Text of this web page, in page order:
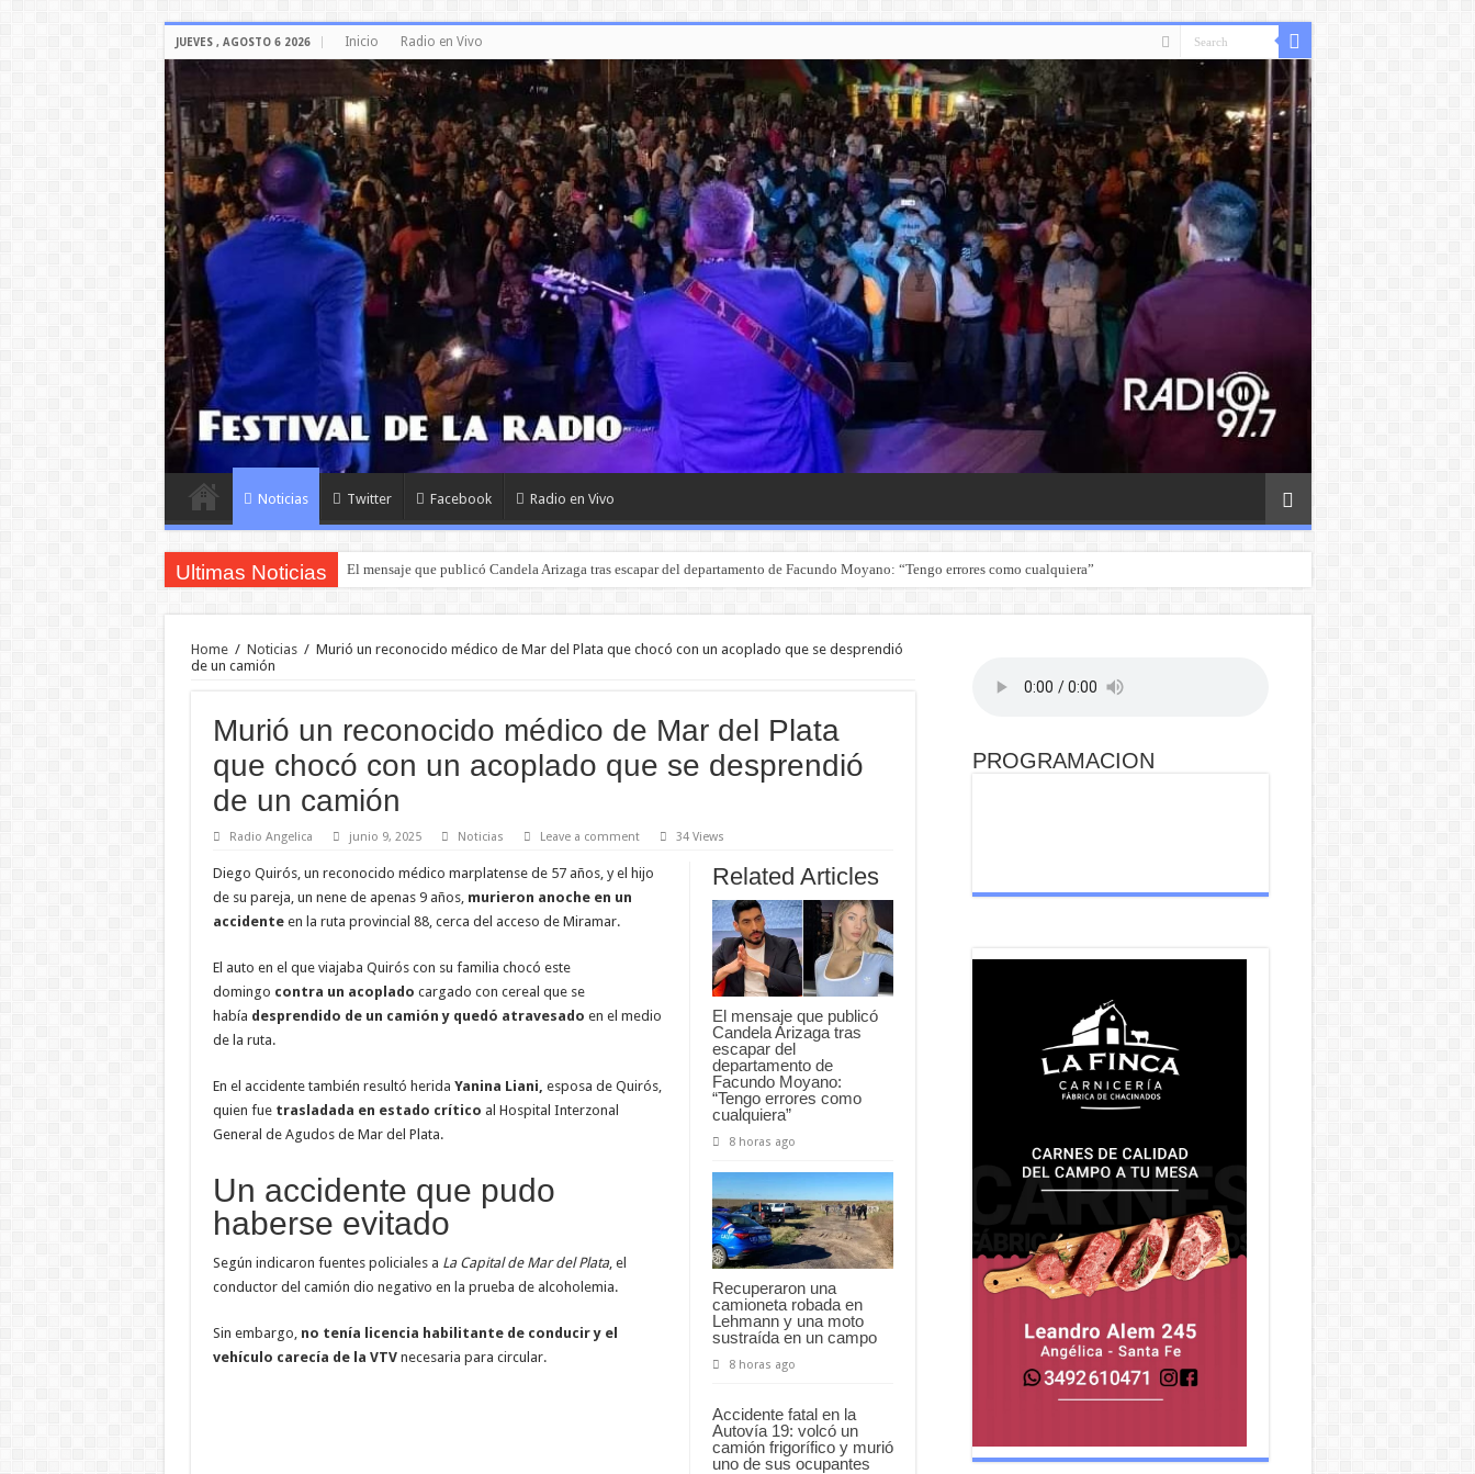
JUEVES , AGOSTO 6 2026 Inicio Radio en Vivo
Noticias Twitter Facebook Radio en Vivo
Ultimas Noticias El mensaje que publicó Candela Arizaga tras escapar del departamento de Facundo Moyano: “Tengo errores como cualquiera”
Recuperaron una camioneta robada en Lehmann y una moto sustraída en un campo
Home / Noticias / Murió un reconocido médico de Mar del Plata que chocó con un acoplado que se desprendió
de un camión
Murió un reconocido médico de Mar del Plata
que chocó con un acoplado que se desprendió
de un camión
Radio Angelica junio 9, 2025 Noticias Leave a comment 34 Views
Related Articles
El mensaje que publicó
Candela Arizaga tras
escapar del
departamento de
Facundo Moyano:
“Tengo errores como
cualquiera”
8 horas ago
Recuperaron una
camioneta robada en
Lehmann y una moto
sustraída en un campo
8 horas ago
Accidente fatal en la
Autovía 19: volcó un
camión frigorífico y murió
uno de sus ocupantes
Diego Quirós, un reconocido médico marplatense de 57 años, y el hijo
de su pareja, un nene de apenas 9 años, murieron anoche en un
accidenteen la ruta provincial 88, cerca del acceso de Miramar.
El auto en el que viajaba Quirós con su familia chocó este
domingo contra un acoplado cargado con cereal que se
había desprendido de un camión y quedó atravesado en el medio
de la ruta.
En el accidente también resultó herida Yanina Liani, esposa de Quirós,
quien fue trasladada en estado crítico al Hospital Interzonal
General de Agudos de Mar del Plata.
Un accidente que pudo
haberse evitado
Según indicaron fuentes policiales a La Capital de Mar del Plata, el
conductor del camión dio negativo en la prueba de alcoholemia.
Sin embargo, no tenía licencia habilitante de conducir y el
vehículo carecía de la VTV necesaria para circular.
PROGRAMACION